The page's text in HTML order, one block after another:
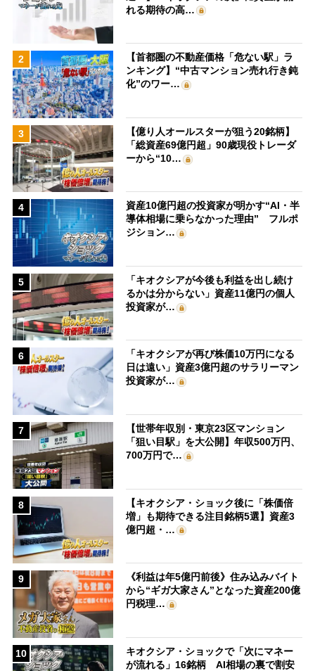
れる期待の高…
2
【首都圏の不動産価格「危ない駅」ラ
ンキング】“中古マンション売れ行き鈍
化”のワー…
3
【億り人オールスターが狙う20銘柄】
「総資産69億円超」90歳現役トレーダ
ーから“10…
4
資産10億円超の投資家が明かす“AI・半
導体相場に乗らなかった理由” フルポ
ジション…
5
「キオクシアが今後も利益を出し続け
るかは分からない」資産11億円の個人
投資家が…
6
「キオクシアが再び株価10万円になる
日は遠い」資産3億円超のサラリーマン
投資家が…
7
【世帯年収別・東京23区マンション
「狙い目駅」を大公開】年収500万円、
700万円で…
8
【キオクシア・ショック後に「株価倍
増」も期待できる注目銘柄5選】資産3
億円超・…
9
《利益は年5億円前後》住み込みバイト
から“ギガ大家さん”となった資産200億
円税理…
10
キオクシア・ショックで「次にマネー
が流れる」16銘柄 AI相場の裏で割安